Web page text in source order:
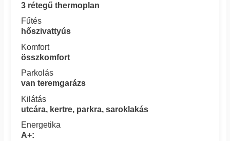
3 rétegű thermoplan
Fűtés
hőszivattyús
Komfort
összkomfort
Parkolás
van teremgarázs
Kilátás
utcára, kertre, parkra, saroklakás
Energetika
A+: